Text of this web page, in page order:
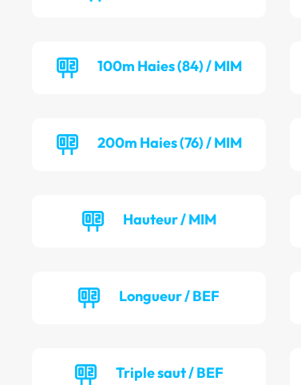
100m Haies (84) / MIM
200m Haies (76) / MIM
Hauteur / MIM
Longueur / BEF
Triple saut / BEF